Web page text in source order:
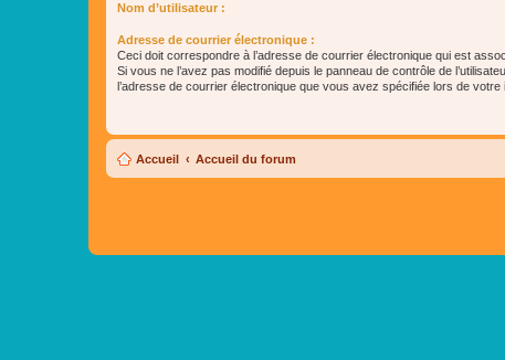
Nom d’utilisateur :
Adresse de courrier électronique :
Ceci doit correspondre à l’adresse de courrier électronique qui est
Si vous ne l’avez pas modifié depuis le panneau de contrôle de
l’adresse de courrier électronique que vous avez spécifiée lors de votre
Accueil Accueil du forum